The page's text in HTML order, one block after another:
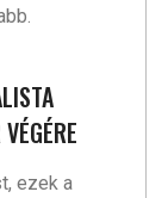
ezek a